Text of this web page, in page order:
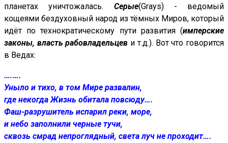
планетах уничтожалась. Серые(Grays) - ведомый
кощеями бездуховный народ из тёмных Миров, который
идёт по технократическому пути развития (имперские
законы, власть рабовладельцев и т.д.). Вот что говорится
в Ведах:
….….
Уныло и тихо, в том Мире развалин,
где некогда Жизнь обитала повсюду….
Фаш-разрушитель испарил реки, море,
и небо заполнили черные тучи,
сквозь смрад непроглядный, света луч не проходит….